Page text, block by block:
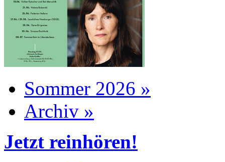
Sommer 2026 »
Archiv »
Jetzt reinhören!